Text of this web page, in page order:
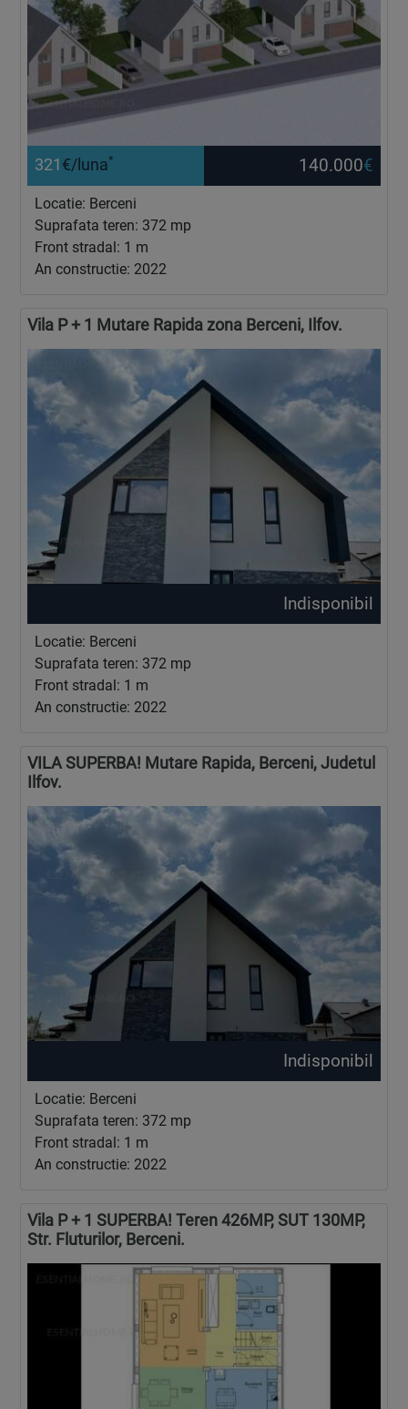
321 €/luna* 140.000€
Locatie: Berceni
Suprafata teren: 372 mp
Front stradal: 1 m
An constructie: 2022
Vila P + 1 Mutare Rapida zona Berceni, Ilfov.
Indisponibil
Locatie: Berceni
Suprafata teren: 372 mp
Front stradal: 1 m
An constructie: 2022
VILA SUPERBA! Mutare Rapida, Berceni, Judetul
Ilfov.
Indisponibil
Locatie: Berceni
Suprafata teren: 372 mp
Front stradal: 1 m
An constructie: 2022
Vila P + 1 SUPERBA! Teren 426MP, SUT 130MP,
Str. Fluturilor, Berceni.